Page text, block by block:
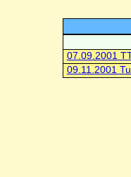
07.09.2001
09.11.2001